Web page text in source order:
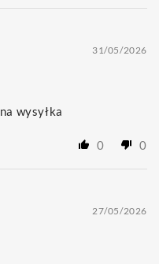
31/05/2026
wysyłka
0 0
27/05/2026